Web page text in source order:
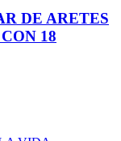
DE ARETES
18